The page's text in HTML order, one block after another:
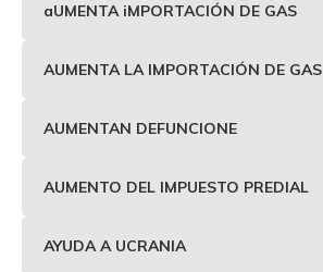
aUMENTA iMPORTACIÓN DE GAS
AUMENTA LA IMPORTACIÓN DE GAS
AUMENTAN DEFUNCIONE
AUMENTO DEL IMPUESTO PREDIAL
AYUDA A UCRANIA